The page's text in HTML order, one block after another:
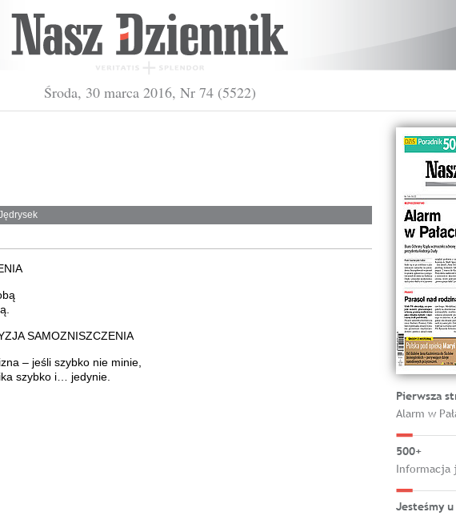
Środa, 30 marca 2016, Nr 74 (5522)
SAMOZNISZCZENIA
– jeśli szybko nie minie,
szybko i… jedynie.
Pierwsza
Alarm w
500+
Informacja
Jesteśmy